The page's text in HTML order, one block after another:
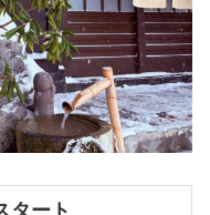
タート